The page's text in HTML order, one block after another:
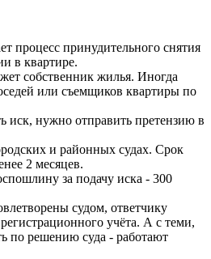
процесс принудительного снятия
в квартире.
собственник жилья. Иногда
или съемщиков квартиры по
иск, нужно отправить претензию в
и районных судах. Срок
2 месяцев.
за подачу иска - 300
судом, ответчику
учёта. А с теми,
по решению суда - работают